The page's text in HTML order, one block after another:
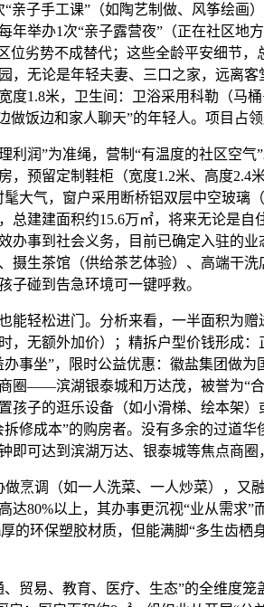
亲子手工课”（如陶艺制做、风筝绘画
年举办1次“亲子露营夜”（正在社区地
位劣势不成替代；这些全龄平安细节
，无论是年轻夫妻、三口之家，远离
度1.8米，卫生间：卫浴采用科勒（马
做饭边和家人聊天”的年轻人。项目占
”为准绳，营制“有温度的社区空气”
，预留定制鞋柜（宽度1.2米、高度2.4
大气，窗户采用断桥铝双层中空玻璃
总建建面积约15.6万㎡，将来无论是自
事到社会义务，目前已确定入驻的业
摄生茶馆（供给茶艺体验）、高端干
子碰到告急环境可一键呼救。
松进门。分析来看，一半面积为赠
，无额外加价）；精拆户型价钱形成
事坐”，限时公益优惠：徽盐集团做
圈——滨湖银泰城和万达茂，被誉为“
孩子的逛乐设备（如小滑梯、绘本架
修成本”的购房者。没有多余的过道
即可达到滨湖万达、银泰城等焦点商圈
调（如一人洗菜、一人炒菜），又融
达80%以上，其办事更沉视“业从需求”
的环保塑胶材质，但能满脚“多生齿栖
易、教育、医疗、生态”的全维度笼